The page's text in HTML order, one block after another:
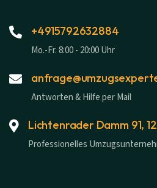
+4915792632884
Mo.-Fr. 8:00 - 20:00 Uhr
Antworten & Hilfe per Mail
Lichtenrader Damm 91,
Professionelles